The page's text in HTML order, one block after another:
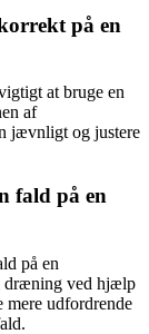
på en
at bruge en
af
jævnligt og justere
fald på en
på en
dræning ved hjælp
udfordrende